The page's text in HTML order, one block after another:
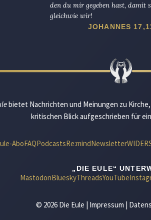
den du mir gegeben hast, damit
gleichwie wir!
JOHANNES
bietet Nachrichten und Meinungen zu
kritischen Blick aufgeschrieben für
AboFAQPodcastsRe:mindNewsletter
„DIE EULE“
MastodonBlueskyThreadsYouTube
© 2026 Die Eule | Impressum